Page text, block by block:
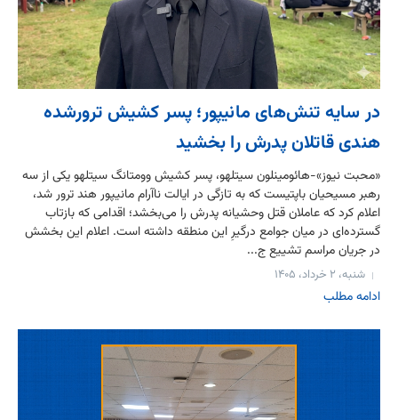
در سایه تنش‌های مانیپور؛ پسر کشیش ترورشده
هندی قاتلان پدرش را بخشید
«محبت نیوز»-هائومینلون سیتلهو، پسر کشیش وومتانگ سیتلهو یکی از سه
رهبر مسیحیان باپتیست که به تازگی در ایالت ناآرام مانیپور هند ترور شد،
اعلام کرد که عاملان قتل وحشیانه پدرش را می‌بخشد؛ اقدامی که بازتاب
گسترده‌ای در میان جوامع درگیرِ این منطقه داشته است. اعلام این بخشش
در جریان مراسم تشییع ج...
شنبه، ۲ خرداد، ۱۴۰۵
ادامه مطلب